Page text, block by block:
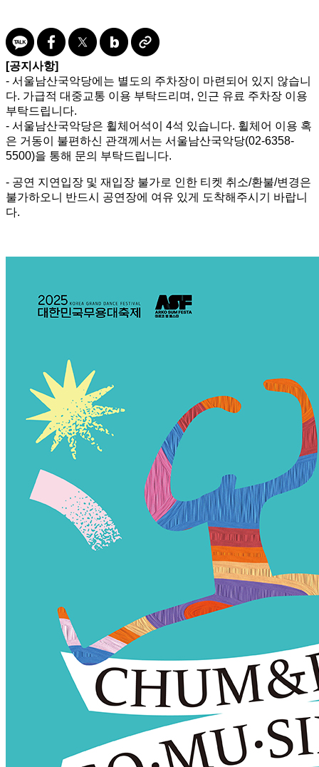
[공지사항]
- 서울남산국악당에는 별도의 주차장이 마련되어 있지 않습니
다. 가급적 대중교통 이용 부탁드리며, 인근 유료 주차장 이용
부탁드립니다.
- 서울남산국악당은 휠체어석이 4석 있습니다. 휠체어 이용 혹
은 거동이 불편하신 관객께서는 서울남산국악당(02-6358-
5500)을 통해 문의 부탁드립니다.
- 공연 지연입장 및 재입장 불가로 인한 티켓 취소/환불/변경은
불가하오니 반드시 공연장에 여유 있게 도착해주시기 바랍니
다.